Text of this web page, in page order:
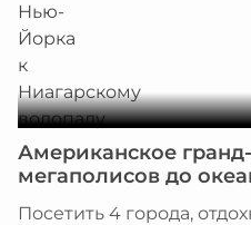
Американское
мегаполисов до
Посетить 4 города,